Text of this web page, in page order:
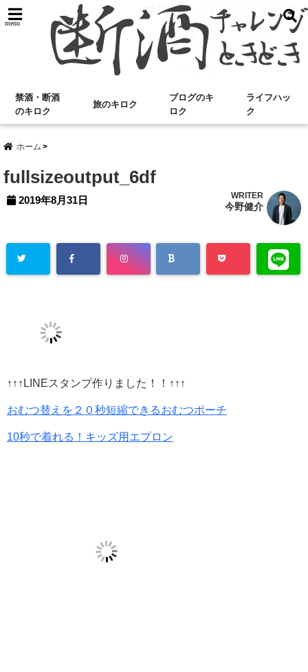
menu
禁酒・断酒
のキロク
旅のキロク
ブログのキ
ロク
ライフハッ
ク
ホーム
fullsizeoutput_6df
2019年8月31日 WRITER
今野健介
↑↑↑LINEスタンプ作りました！！↑↑↑
おむつ替えを２０秒短縮できるおむつポーチ
10秒で着れる！キッズ用エプロン